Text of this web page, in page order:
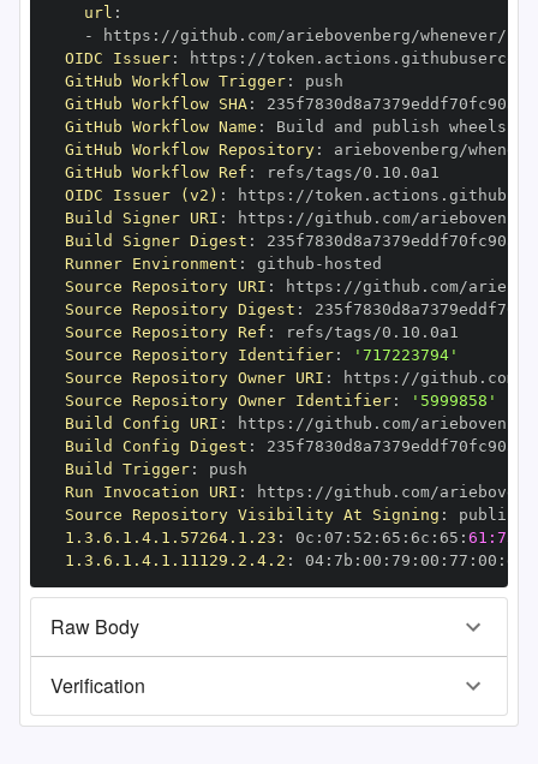
url :
-
https :
OIDC Issuer: https :
GitHub Workflow Trigger:
GitHub Workflow SHA:
GitHub Workflow Name :
GitHub Workflow Repository:
GitHub Workflow Ref :
OIDC Issuer (v2) : https :
Build Signer URI : https :
Build Signer Digest :
Runner Environment : github -
Source Repository URI : https :
Source Repository Digest :
Source Repository Ref :
Source Repository Identifier:
'717223794'
Source Repository Owner URI : https :
Source Repository Owner Identifier:
'5999858'
Build Config URI : https :
Build Config Digest :
Build Trigger:
Run Invocation URI : https :
Source Repository Visibility At Signing :
1.3.6.1.4.1.57264.1.23 : 0c : 07 : 52 : 65 : 6c : 65 :
1.3.6.1.4.1.11129.2.4.2 : 04: 7b : 00 : 79 : 00 : 77 : 00 : dd
Raw Body
Verification